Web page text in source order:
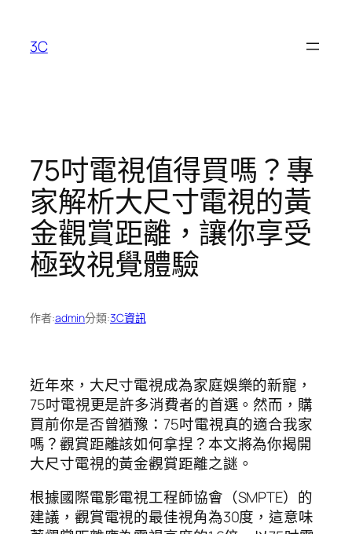
3C
75吋電視值得買嗎？專
家解析大尺寸電視的黃
金觀賞距離，讓你享受
極致視覺體驗
作者:admin分類:3C資訊
近年來，大尺寸電視成為家庭娛樂的新寵，
75吋電視更是許多消費者的首選。然而，購
買前你是否曾猶豫：75吋電視真的適合我家
嗎？觀賞距離該如何拿捏？本文將為你揭開
大尺寸電視的黃金觀賞距離之謎。
根據國際電影電視工程師協會（SMPTE）的
建議，觀賞電視的最佳視角為30度，這意味